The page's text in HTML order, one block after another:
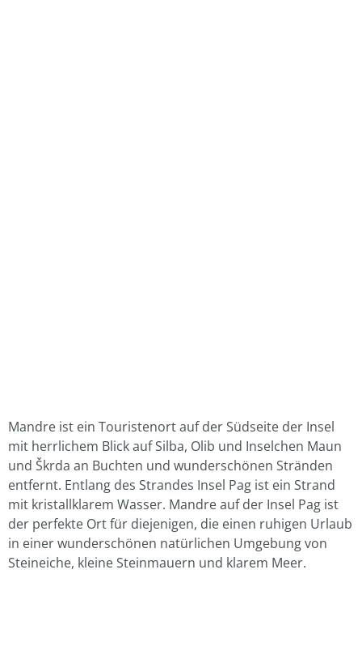
Mandre ist ein Touristenort auf der Südseite der Insel
mit herrlichem Blick auf Silba, Olib und Inselchen Maun
und Škrda an Buchten und wunderschönen Stränden
entfernt. Entlang des Strandes Insel Pag ist ein Strand
mit kristallklarem Wasser. Mandre auf der Insel Pag ist
der perfekte Ort für diejenigen, die einen ruhigen Urlaub
in einer wunderschönen natürlichen Umgebung von
Steineiche, kleine Steinmauern und klarem Meer.